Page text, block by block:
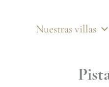
Nuestras villas